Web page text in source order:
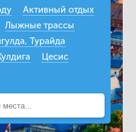
Активный отдых
Лыжные трассы
Турайда
Цесис